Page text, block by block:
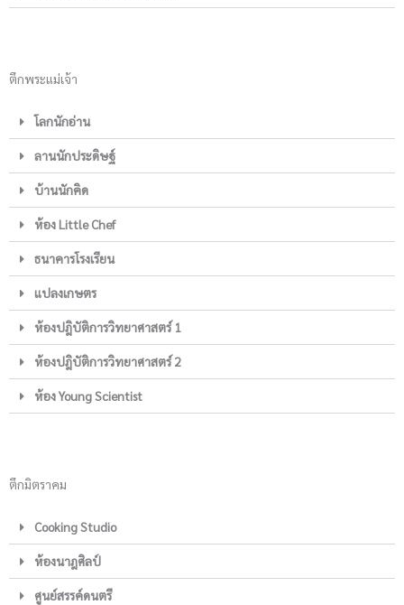
ตึกพระแม่เจ้า
โลกนักอ่าน
ลานนักประดิษฐ์
บ้านนักคิด
ห้อง Little Chef
ธนาคารโรงเรียน
แปลงเกษตร
ห้องปฎิบัติการวิทยาศาสตร์ 1
ห้องปฎิบัติการวิทยาศาสตร์ 2
ห้อง Young Scientist
ตึกมิตราคม
Cooking Studio
ห้องนาฎศิลป์
ศูนย์สรรค์ดนตรี